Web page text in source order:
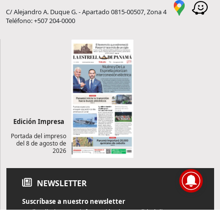
C/ Alejandro A. Duque G. - Apartado 0815-00507, Zona 4
Teléfono: +507 204-0000
Edición Impresa
Portada del impreso
del 8 de agosto de
2026
NEWSLETTER
Suscríbase a nuestro newsletter
Reciba diariamente información de actualidad directamente en